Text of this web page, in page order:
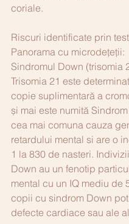
coriale.
Riscuri identificate prin
Panorama cu microdețeții:
Sindromul Down (trisomia
Trisomia 21 este
copie suplimentară a
și mai este numită
cea mai comuna cauza
retardului mental si are o
1 la 830 de nasteri.
Down au un fenotip
mental cu un IQ mediu de
copii cu sindrom Down
defecte cardiace sau ale